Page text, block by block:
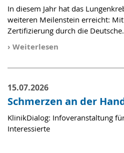
In diesem Jahr hat das
weiteren Meilenstein erreicht:
Zertifizierung durch die
› Weiterlesen
15.07.2026
Schmerzen an der
KlinikDialog: Infoveranstaltung
Interessierte